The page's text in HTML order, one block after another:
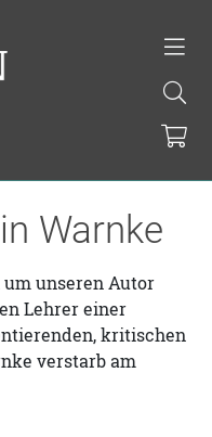
Warnke
unseren Autor
Lehrer einer
kritischen
verstarb am